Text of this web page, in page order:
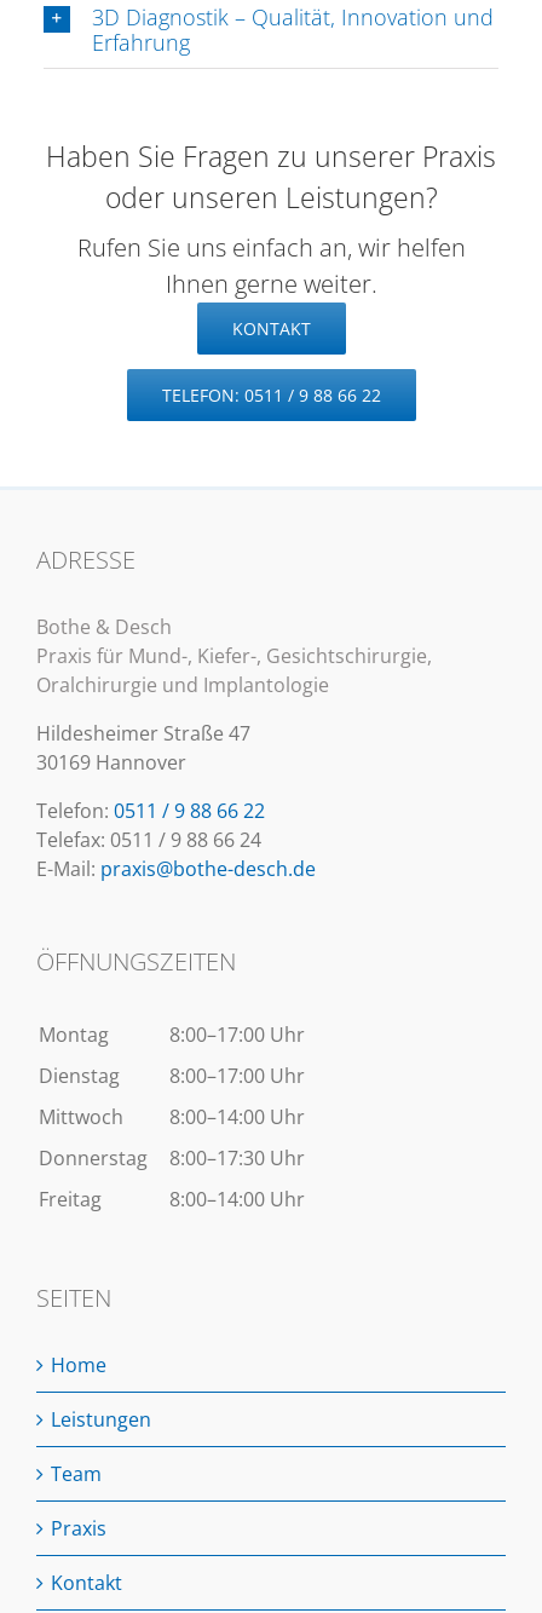
3D Diagnostik – Qualität, Innovation und
Erfahrung
Haben Sie Fragen zu unserer Praxis
oder unseren Leistungen?
Rufen Sie uns einfach an, wir helfen
Ihnen gerne weiter.
KONTAKT
TELEFON: 0511 / 9 88 66 22
ADRESSE
Bothe & Desch
Praxis für Mund-, Kiefer-, Gesichtschirurgie,
Oralchirurgie und Implantologie
Hildesheimer Straße 47
30169 Hannover
Telefon: 0511 / 9 88 66 22
Telefax: 0511 / 9 88 66 24
E-Mail: praxis@bothe-desch.de
ÖFFNUNGSZEITEN
Montag
8:00–17:00 Uhr
Dienstag
8:00–17:00 Uhr
Mittwoch
8:00–14:00 Uhr
Donnerstag
8:00–17:30 Uhr
Freitag
8:00–14:00 Uhr
SEITEN
Home
Leistungen
Team
Praxis
Kontakt